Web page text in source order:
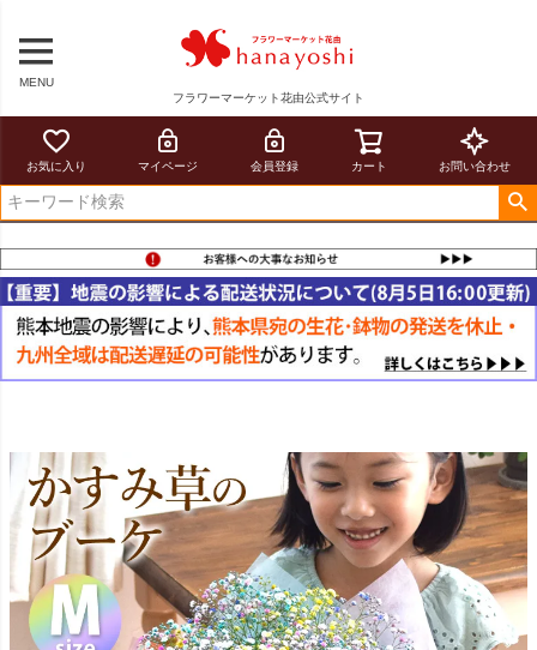
MENU
フラワーマーケット花由公式サイト
お気に入り マイページ 会員登録 カート お問い合わせ